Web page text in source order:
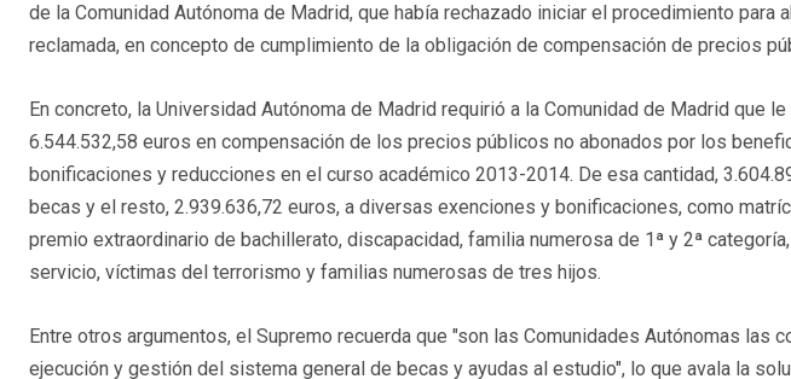
de la Comunidad Autónoma de Madrid, que había rechazado iniciar el procedimiento para
reclamada, en concepto de cumplimiento de la obligación de compensación de precios
En concreto, la Universidad Autónoma de Madrid requirió a la Comunidad de Madrid que
6.544.532,58 euros en compensación de los precios públicos no abonados por los
bonificaciones y reducciones en el curso académico 2013-2014. De esa cantidad,
becas y el resto, 2.939.636,72 euros, a diversas exenciones y bonificaciones, como
premio extraordinario de bachillerato, discapacidad, familia numerosa de 1ª y 2ª
servicio, víctimas del terrorismo y familias numerosas de tres hijos.
Entre otros argumentos, el Supremo recuerda que "son las Comunidades Autónomas las
ejecución y gestión del sistema general de becas y ayudas al estudio", lo que avala la